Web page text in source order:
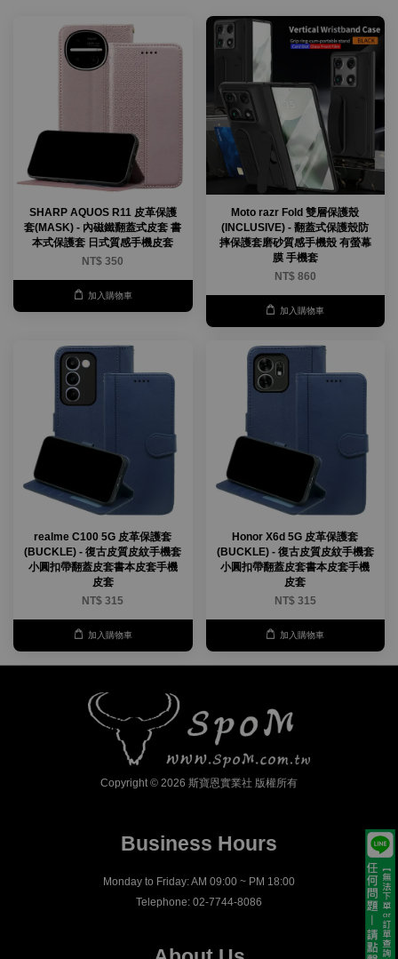
SHARP AQUOS R11 皮革保護
套(MASK) - 內磁鐵翻蓋式皮套 書
本式保護套 日式質感手機皮套
NT$ 350
加入購物車
Moto razr Fold 雙層保護殼
(INCLUSIVE) - 翻蓋式保護殼防
摔保護套磨砂質感手機殼 有螢幕
膜 手機套
NT$ 860
加入購物車
realme C100 5G 皮革保護套
(BUCKLE) - 復古皮質皮紋手機套
小圓扣帶翻蓋皮套書本皮套手機
皮套
NT$ 315
加入購物車
Honor X6d 5G 皮革保護套
(BUCKLE) - 復古皮質皮紋手機套
小圓扣帶翻蓋皮套書本皮套手機
皮套
NT$ 315
加入購物車
Copyright © 2026 斯寶恩實業社 版權所有
Business Hours
Monday to Friday: AM 09:00 ~ PM 18:00
Telephone: 02-7744-8086